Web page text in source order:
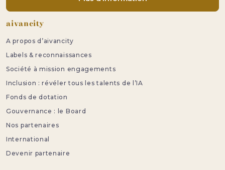
Pied de page
aivancity
A propos d’aivancity
Labels & reconnaissances
Société à mission engagements
Inclusion : révéler tous les talents de l’IA
Fonds de dotation
Gouvernance : le Board
Nos partenaires
International
Devenir partenaire